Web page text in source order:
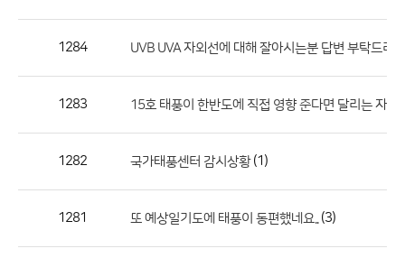
론
호,
1284 UVB UVA 자외선에 대해 잘아시는분 답변 부탁드려
1283 15호 태풍이 한반도에 직접 영향 준다면 달리는 자동
1282 국가태풍센터 감시상황(1)
1281 또 예상일기도에 태풍이 동편했네요.. (3)